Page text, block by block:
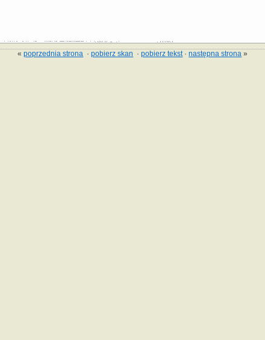
«poprzednia strona ·pobierz skan ·pobierz tekst·następna strona »